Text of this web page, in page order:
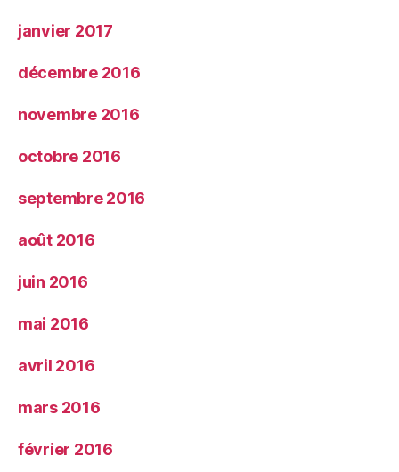
janvier 2017
décembre 2016
novembre 2016
octobre 2016
septembre 2016
août 2016
juin 2016
mai 2016
avril 2016
mars 2016
février 2016